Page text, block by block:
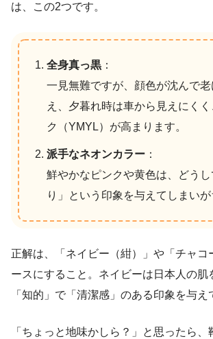
は、この2つです。
全身真っ黒 ：
一見無難ですが、顔色が沈んで老
え、夕暮れ時は車から見えにく
ク（YMYL）が高まります。
派手なネオンカラー ：
鮮やかなピンクや黄色は、どう
り」という印象を与えてしまいが
正解は、「ネイビー（紺）」や「チャコ
ースにすること。ネイビーは日本人の肌
「知的」で「清潔感」のある印象を与え
「ちょっと地味かしら？」と思ったら